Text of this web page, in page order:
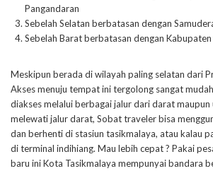
Pangandaran
Sebelah Selatan berbatasan dengan
Sebelah Barat berbatasan dengan
Meskipun berada di wilayah paling selatan dari
Akses menuju tempat ini tergolong sangat
diakses melalui berbagai jalur dari darat maupun
melewati jalur darat, Sobat traveler bisa
dan berhenti di stasiun tasikmalaya, atau kalau
di terminal indihiang. Mau lebih cepat ? Pakai
baru ini Kota Tasikmalaya mempunyai bandara